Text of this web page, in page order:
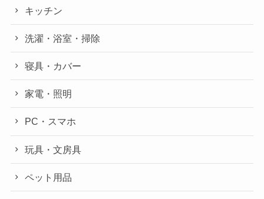
キッチン
洗濯・浴室・掃除
寝具・カバー
家電・照明
PC・スマホ
玩具・文房具
ペット用品